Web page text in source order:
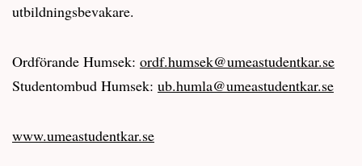
utbildningsbevakare.
Ordförande Humsek: ordf.humsek@umeastudentkar.se
Studentombud Humsek: ub.humla@umeastudentkar.se
www.umeastudentkar.se